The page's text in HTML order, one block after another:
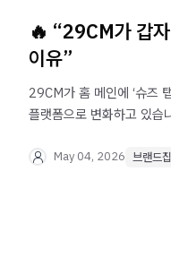
🔥 “29CM가 갑자
이유”
29CM가 홈 메인에 ‘슈즈
플랫폼으로 변화하고 있습
최근 동향과 브랜드가 준비
May 04, 2026 브랜드집